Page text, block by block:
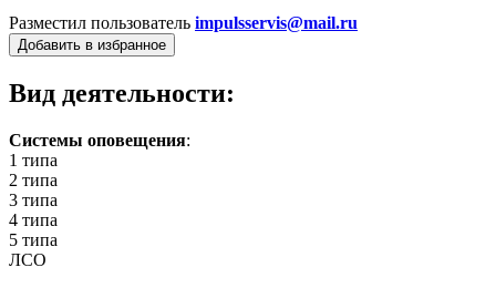
Разместил пользователь impulsservis@mail.ru
Добавить в избранное
Вид деятельности:
Системы оповещения:
1 типа
2 типа
3 типа
4 типа
5 типа
ЛСО